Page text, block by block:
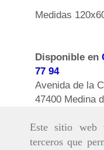
Este sitio web
terceros que
Medidas
Disponible en
77 94
Avenida de la
47400 Medina